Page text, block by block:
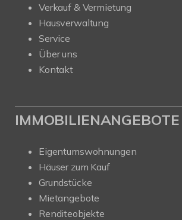
Verkauf & Vermietung
Hausverwaltung
Service
Über uns
Kontakt
IMMOBILIENANGEBOTE
Eigentumswohnungen
Häuser zum Kauf
Grundstücke
Mietangebote
Renditeobjekte